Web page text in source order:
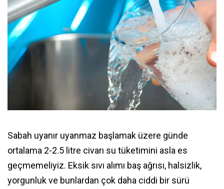
Sabah uyanır uyanmaz başlamak üzere günde
ortalama 2-2.5 litre civarı su tüketimini asla es
geçmemeliyiz. Eksik sıvı alımı baş ağrısı, halsizlik,
yorgunluk ve bunlardan çok daha ciddi bir sürü